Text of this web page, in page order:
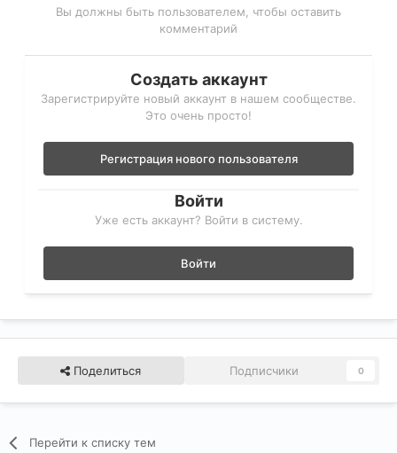
Вы должны быть пользователем, чтобы оставить
комментарий
Создать аккаунт
Зарегистрируйте новый аккаунт в нашем сообществе.
Это очень просто!
Регистрация нового пользователя
Войти
Уже есть аккаунт? Войти в систему.
Войти
Поделиться Подписчики 0
Перейти к списку тем